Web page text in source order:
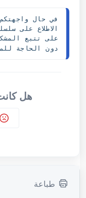
الاطلاع على
دون الحاجة
هل
طباعة